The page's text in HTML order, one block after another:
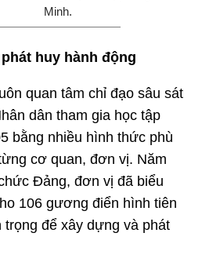
Minh.
huy hành động
quan tâm chỉ đạo sâu sát
dân tham gia học tập
bằng nhiều hình thức phù
cơ quan, đơn vị. Năm
Đảng, đơn vị đã biểu
106 gương điển hình tiên
trọng để xây dựng và phát